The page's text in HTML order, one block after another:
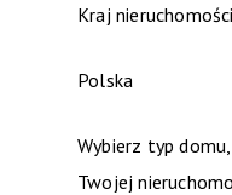
Kraj
Polska
Wybierz typ
Twojej